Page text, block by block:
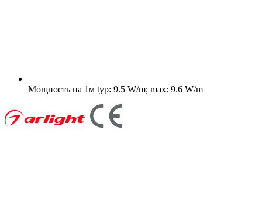
Мощность на 1м typ: 9.5 W/m; max: 9.6 W/m